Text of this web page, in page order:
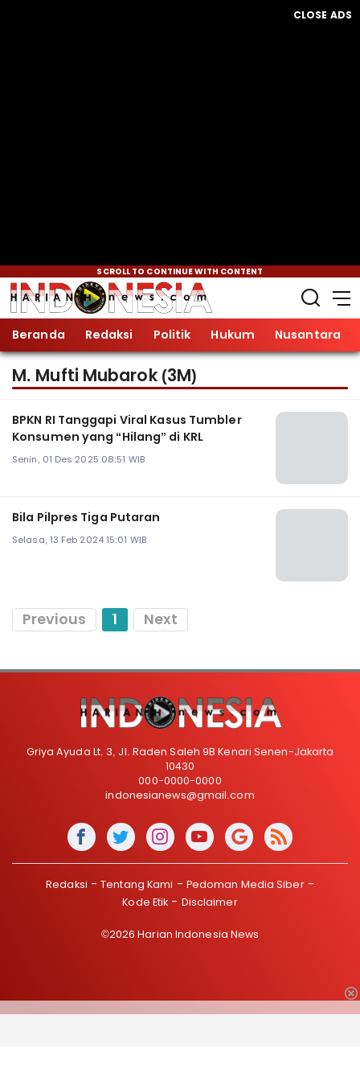
CLOSE ADS
SCROLL TO CONTINUE WITH CONTENT
Beranda Redaksi Politik Hukum Nusantara
M. Mufti Mubarok (3M)
BPKN RI Tanggapi Viral Kasus Tumbler
Konsumen yang “Hilang” di KRL
Senin, 01 Des 2025 08:51 WIB
Bila Pilpres Tiga Putaran
Selasa, 13 Feb 2024 15:01 WIB
Previous 1 Next
Griya Ayuda Lt. 3, Jl. Raden Saleh 9B Kenari Senen-Jakarta
10430
000-0000-0000
indonesianews@gmail.com
Redaksi Tentang Kami
Pedoman Media Siber
Kode Etik
Disclaimer
©2026 Harian Indonesia News